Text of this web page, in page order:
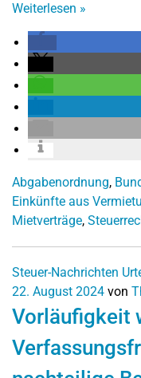
Weiterlesen »
Abgabenordnung,
Einkünfte aus
Mietverträge,
Steuer-Nachrichten
22. August 2024 von
Vorläufigkeit